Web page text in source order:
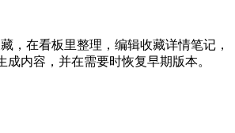
，在看板里整理，编辑收藏详情笔记，
成内容，并在需要时恢复早期版本。